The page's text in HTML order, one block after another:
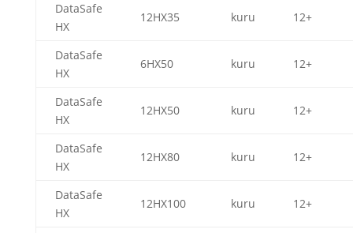
DataSafe
HX
12HX35 kuru 12+
DataSafe
HX
6HX50 kuru 12+
DataSafe
HX
12HX50 kuru 12+
DataSafe
HX
12HX80 kuru 12+
DataSafe
HX
12HX100 kuru 12+